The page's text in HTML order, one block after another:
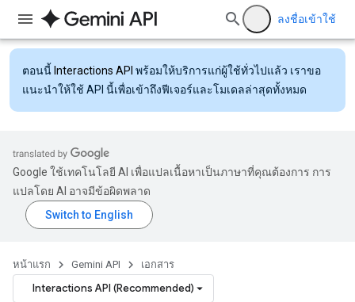
ลงชื่อเข้าใช้
ตอนนี้ Interactions API พร้อมให้บริการแก่ผู้ใช้ทั่วไปแล้ว เราขอ
แนะนำให้ใช้ API นี้เพื่อเข้าถึงฟีเจอร์และโมเดลล่าสุดทั้งหมด
Google ใช้เทคโนโลยี AI เพื่อแปลเนื้อหาเป็นภาษาที่คุณต้องการ การ
แปลโดย AI อาจมีข้อผิดพลาด
หน้าแรก Gemini API เอกสาร
Interactions API (Recommended)